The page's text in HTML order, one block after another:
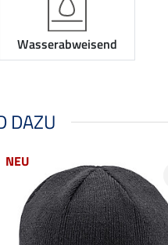
Wasserabweisend
DAZU
NEU